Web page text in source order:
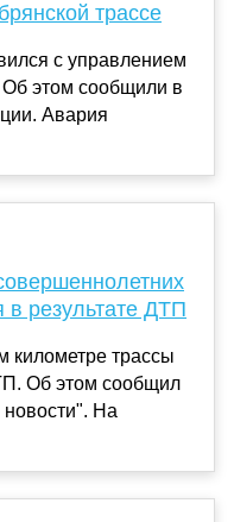
трассе
с управлением
этом сообщили в
Авария
в результате ДТП
километре трассы
Об этом сообщил
На